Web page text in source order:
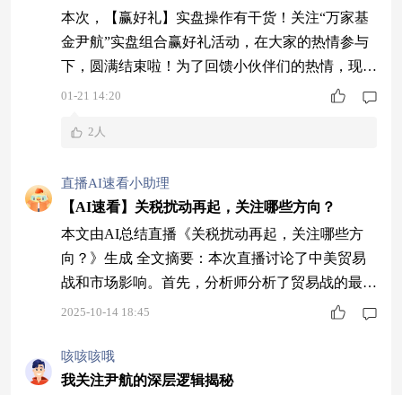
本次，【赢好礼】实盘操作有干货！关注“万家基
金尹航”实盘组合赢好礼活动，在大家的热情参与
下，圆满结束啦！为了回馈小伙伴们的热情，现公
布本次获奖的用户名单~ 活动详情：【赢好礼】实
礼 $万家高端装备量化选股混合发起式A$ $万家高
01-21 14:20
2人
直播AI速看小助理
【AI速看】关税扰动再起，关注哪些方向？
本文由AI总结直播《关税扰动再起，关注哪些方
向？》生成 全文摘要：本次直播讨论了中美贸易
战和市场影响。首先，分析师分析了贸易战的最新
动态，指出冲突升级导致全球资本市场波动，双方
为短期因关税承压但长期需求坚挺，特别是新能源
和电子行业将支撑增长。最后，嘉宾探讨了半导体
2025-10-14 18:45
咳咳咳哦
我关注尹航的深层逻辑揭秘